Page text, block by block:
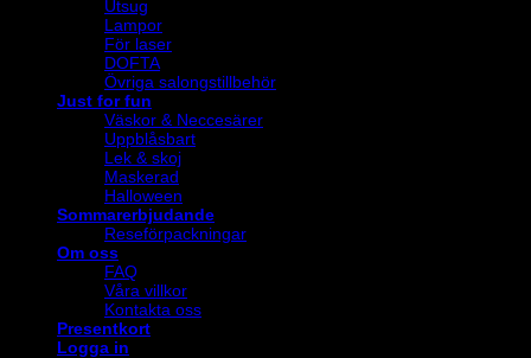
Utsug
Lampor
För laser
DOFTA
Övriga salongstillbehör
Just for fun
Väskor & Neccesärer
Uppblåsbart
Lek & skoj
Maskerad
Halloween
Sommarerbjudande
Reseförpackningar
Om oss
FAQ
Våra villkor
Kontakta oss
Presentkort
Logga in